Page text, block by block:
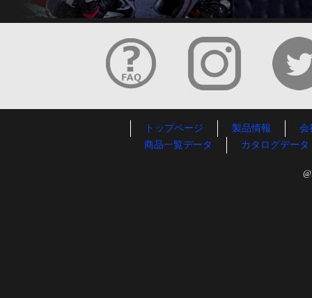
トップページ 製品情報
会
商品一覧データ
カタログデータ